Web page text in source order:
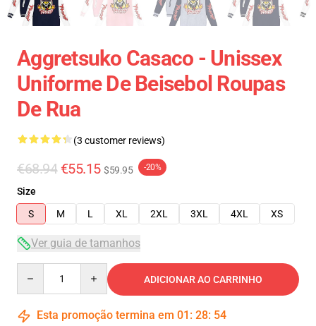
Aggretsuko Casaco - Unissex
Uniforme De Beisebol Roupas
De Rua
(3 customer reviews)
€68.94 €55.15 $59.95 -20%
Size
S
M L XL 2XL 3XL 4XL XS
Ver guia de tamanhos
ADICIONAR AO CARRINHO
Esta promoção termina em 01 : 28: 54